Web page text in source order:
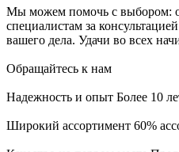
Мы можем помочь с выбором:
специалистам за
вашего дела. Удачи во всех
Обращайтесь к нам
Надежность и опыт Более 10
Широкий ассортимент 60%